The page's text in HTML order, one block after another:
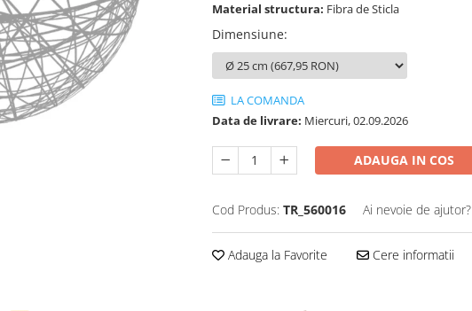
Material structura: Fibra de Sticla
Dimensiune:
LA COMANDA
Data de livrare: Miercuri, 02.09.2026
ADAUGA IN COS
Cod Produs: TR_560016 Ai nevoie de ajutor?
Adauga la Favorite Cere informatii